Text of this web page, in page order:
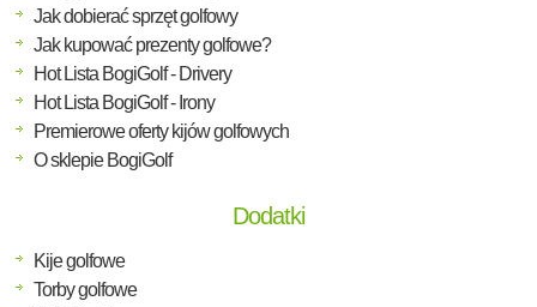
Jak dobierać sprzęt golfowy
Jak kupować prezenty golfowe?
Hot Lista BogiGolf - Drivery
Hot Lista BogiGolf - Irony
Premierowe oferty kijów golfowych
O sklepie BogiGolf
Dodatki
Kije golfowe
Torby golfowe